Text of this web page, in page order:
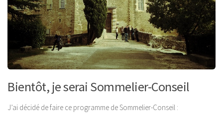
Bientôt, je serai Sommelier-Conseil
J’ai décidé de faire ce programme de Sommelier-Conseil :